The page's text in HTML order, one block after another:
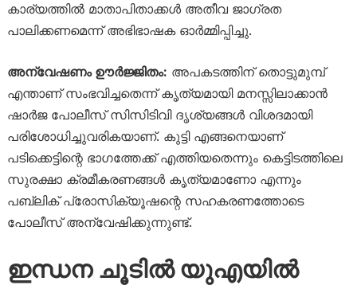
കാര്യത്തിൽ മാതാപിതാക്കൾ അതീവ ജാഗ്രത
പാലിക്കണമെന്ന് അഭിഭാഷക ഓർമ്മിപ്പിച്ചു.
അന്വേഷണം ഊർജ്ജിതം: അപകടത്തിന് തൊട്ടുമുമ്പ്
എന്താണ് സംഭവിച്ചതെന്ന് കൃത്യമായി മനസ്സിലാക്കാൻ
ഷാർജ പോലീസ് സിസിടിവി ദൃശ്യങ്ങൾ വിശദമായി
പരിശോധിച്ചുവരികയാണ്. കുട്ടി എങ്ങനെയാണ്
പടിക്കെട്ടിന്റെ ഭാഗത്തേക്ക് എത്തിയതെന്നും കെട്ടിടത്തിലെ
സുരക്ഷാ ക്രമീകരണങ്ങൾ കൃത്യമാണോ എന്നും
പബ്ലിക് പ്രോസിക്യൂഷന്റെ സഹകരണത്തോടെ
പോലീസ് അന്വേഷിക്കുന്നുണ്ട്.
ഇന്ധന ചൂടിൽ യുഎയിൽ